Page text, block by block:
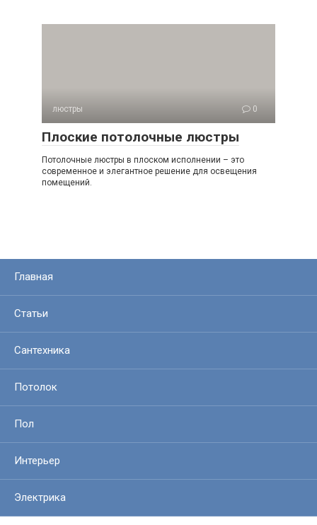
люстры 0
Плоские потолочные люстры
Потолочные люстры в плоском исполнении – это
современное и элегантное решение для освещения
помещений.
Главная
Статьи
Сантехника
Потолок
Пол
Интерьер
Электрика